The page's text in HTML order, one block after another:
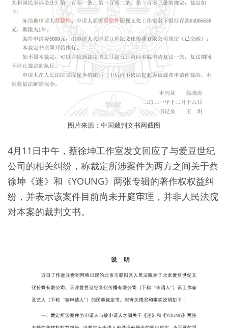
图片来源：中国裁判文书网截图
4月11日中午，蔡徐坤工作室发文回应了与爱豆世纪
公司的相关纠纷，称裁定所涉案件为两方之间关于蔡
徐坤《迷》和《YOUNG》两张专辑的著作权权益纠
纷，并表示该案件目前尚未开庭审理，并非人民法院
对本案的裁判文书。